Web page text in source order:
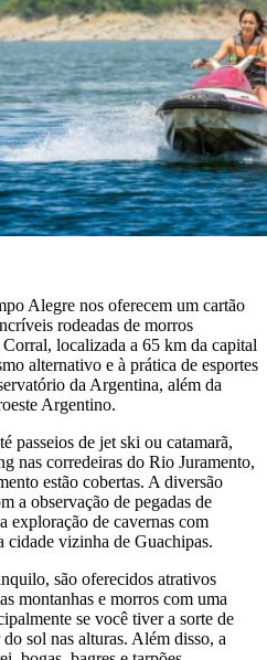
Alegre nos oferecem um cartão
rodeadas de morros
localizada a 65 km da capital
alternativo e à prática de esportes
da Argentina, além da
Argentino.
passeios de jet ski ou catamarã,
nas corredeiras do Rio Juramento,
estão cobertas. A diversão
a observação de pegadas de
exploração de cavernas com
cidade vizinha de Guachipas.
são oferecidos atrativos
montanhas e morros com uma
se você tiver a sorte de
sol nas alturas. Além disso, a